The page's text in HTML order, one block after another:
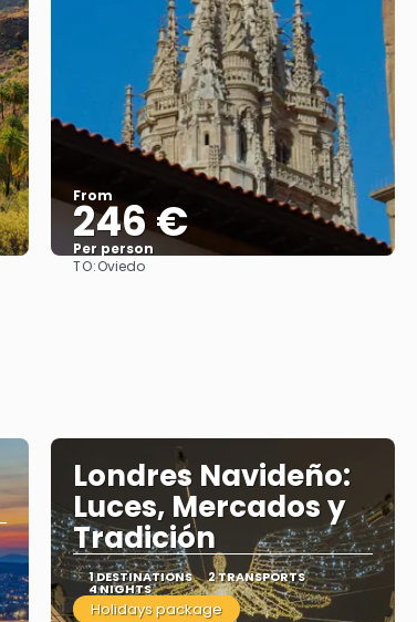
From
246 €
Per person
TO:Oviedo
Londres Navideño:
Luces, Mercados y
Tradición
1 DESTINATIONS 2 TRANSPORTS
4 NIGHTS
Holidays package